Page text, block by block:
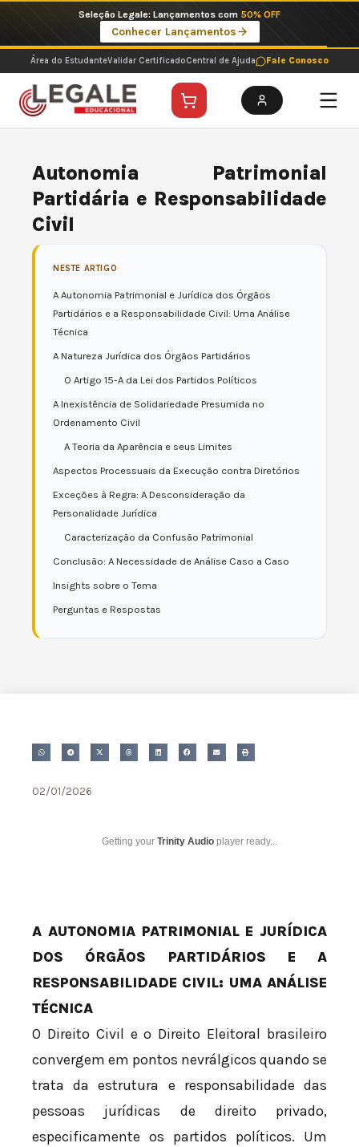
o
conteúdo
Imperdíveis no Pix: Pós Selecionadas a 199 reais no pix em parcela única
Ver ofertas
Área do EstudanteValidar CertificadoCentral de Ajuda Fale Conosco
Autonomia Patrimonial
Partidária e Responsabilidade
Civil
NESTE ARTIGO
A Autonomia Patrimonial e Jurídica dos Órgãos
Partidários e a Responsabilidade Civil: Uma Análise
Técnica
A Natureza Jurídica dos Órgãos Partidários
O Artigo 15-A da Lei dos Partidos Políticos
A Inexistência de Solidariedade Presumida no
Ordenamento Civil
A Teoria da Aparência e seus Limites
Aspectos Processuais da Execução contra Diretórios
Exceções à Regra: A Desconsideração da
Personalidade Jurídica
Caracterização da Confusão Patrimonial
Conclusão: A Necessidade de Análise Caso a Caso
Insights sobre o Tema
Perguntas e Respostas
02/01/2026
Getting your Trinity Audio player ready...
A AUTONOMIA PATRIMONIAL E JURÍDICA
DOS ÓRGÃOS PARTIDÁRIOS E A
RESPONSABILIDADE CIVIL: UMA ANÁLISE
TÉCNICA
O Direito Civil e o Direito Eleitoral brasileiro
convergem em pontos nevrálgicos quando se
trata da estrutura e responsabilidade das
pessoas jurídicas de direito privado,
especificamente os partidos políticos. Um